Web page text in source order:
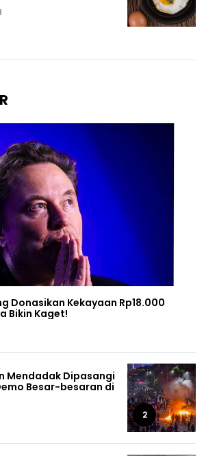
Donasikan Kekayaan Rp18.000
Bikin Kaget!
Mendadak Dipasangi
Besar-besaran di
2